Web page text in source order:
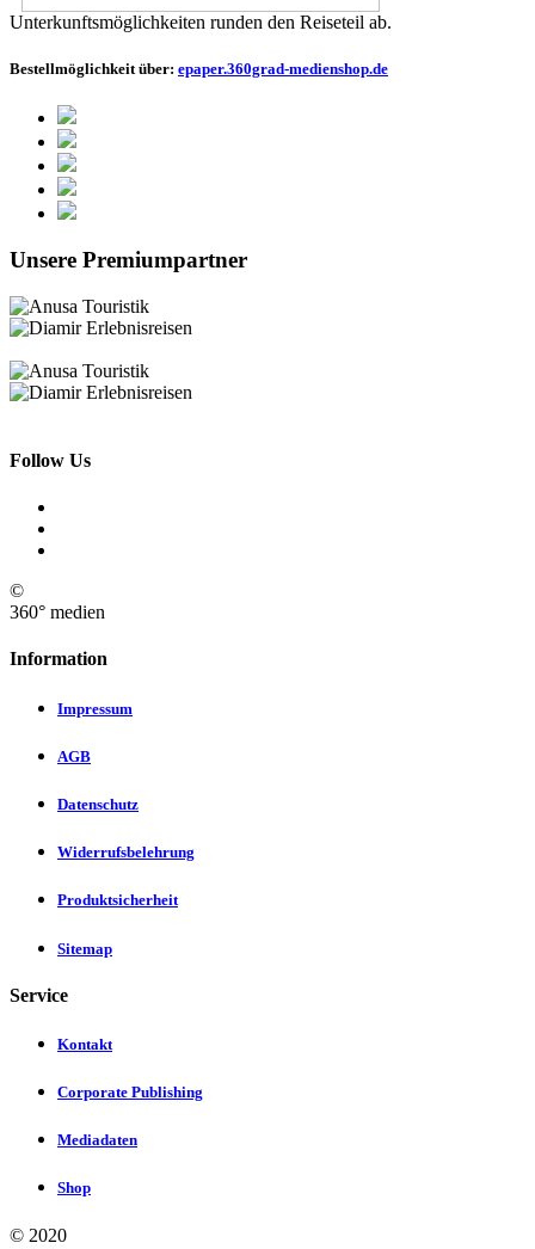
Unterkunftsmöglichkeiten runden den Reiseteil ab.
Bestellmöglichkeit über: epaper.360grad-medienshop.de
Unsere Premiumpartner
Follow Us
©
360° medien
Information
Impressum
AGB
Datenschutz
Widerrufsbelehrung
Produktsicherheit
Sitemap
Service
Kontakt
Corporate Publishing
Mediadaten
Shop
© 2020